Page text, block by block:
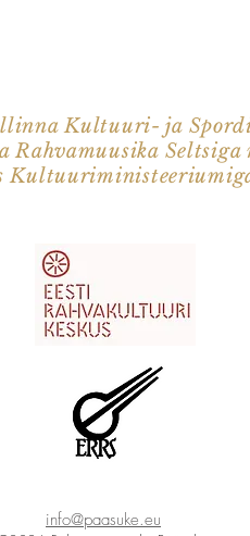
Kultuuri- ja
Rahvamuusika
info@paasuke.eu